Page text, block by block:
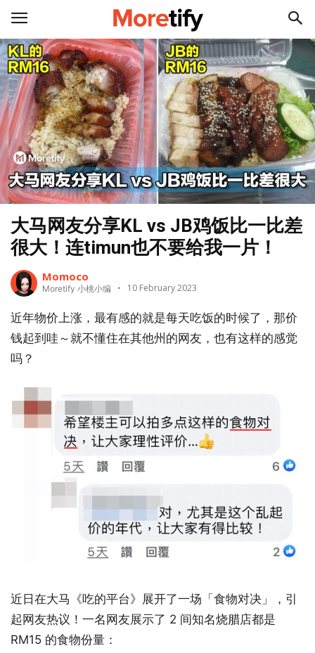
大马网友分享KL vs JB鸡饭比一比差
很大！连timun也不要给我一片！
Momoco
Moretify 小桃小编 10 February 2023
近年物价上涨，最有感的就是每天吃饭的时候了，那价
钱起到哇～就不懂住在其他州的网友，也有这样的感觉
吗？
近日在大马《吃的平台》展开了一场「食物对决」，引
起网友热议！一名网友展示了 2 间知名烧腊店都是
RM15 的食物份量：